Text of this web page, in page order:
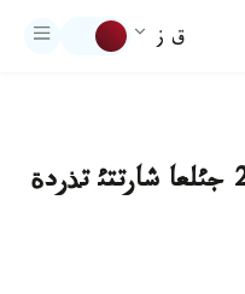
ق ز
كيئكتةردئ اتقان ةكئ ازامات 2 جئلعا شارتتئ تذردة